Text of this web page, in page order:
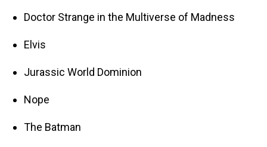
Doctor Strange in the Multiverse of Madness
Elvis
Jurassic World Dominion
Nope
The Batman